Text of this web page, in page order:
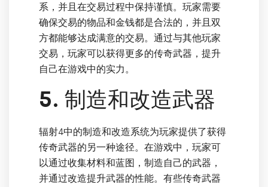
系，并且在交易过程中保持谨慎。玩家需要
确保交易的物品和金钱都是合法的，并且双
方都能够达成满意的交易。通过与其他玩家
交易，玩家可以获得更多的传奇武器，提升
自己在游戏中的实力。
5. 制造和改造武器
辐射4中的制造和改造系统为玩家提供了获得
传奇武器的另一种途径。在游戏中，玩家可
以通过收集材料和蓝图，制造自己的武器，
并通过改造提升武器的性能。有些传奇武器